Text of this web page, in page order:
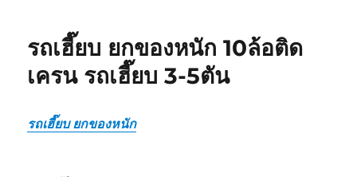
ศรีราชา
รถเฮี๊ยบ ยกของหนัก 10ล้อติด
เครน รถเฮี๊ยบ 3-5ตัน
รถเฮี๊ยบ ยกของหนัก